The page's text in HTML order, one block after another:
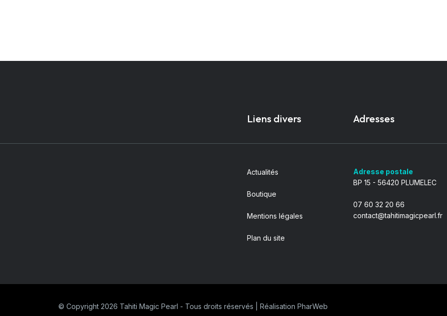
Liens divers
Actualités
Boutique
Mentions légales
Plan du site
Adresses
Adresse postale
BP 15 - 56420 PLUMELEC
07 60 32 20 66
contact@tahitimagicpearl.fr
© Copyright 2026 Tahiti Magic Pearl - Tous droits réservés | Réalisation PharWeb